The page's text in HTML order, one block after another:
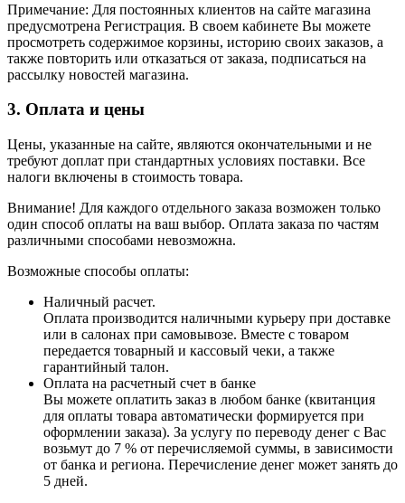
Примечание: Для постоянных клиентов на сайте магазина
предусмотрена Регистрация. В своем кабинете Вы можете
просмотреть содержимое корзины, историю своих заказов, а
также повторить или отказаться от заказа, подписаться на
рассылку новостей магазина.
3. Оплата и цены
Цены, указанные на сайте, являются окончательными и не
требуют доплат при стандартных условиях поставки. Все
налоги включены в стоимость товара.
Внимание! Для каждого отдельного заказа возможен только
один способ оплаты на ваш выбор. Оплата заказа по частям
различными способами невозможна.
Возможные способы оплаты:
Наличный расчет.
Оплата производится наличными курьеру при доставке
или в салонах при самовывозе. Вместе с товаром
передается товарный и кассовый чеки, а также
гарантийный талон.
Оплата на расчетный счет в банке
Вы можете оплатить заказ в любом банке (квитанция
для оплаты товара автоматически формируется при
оформлении заказа). За услугу по переводу денег с Вас
возьмут до 7 % от перечисляемой суммы, в зависимости
от банка и региона. Перечисление денег может занять до
5 дней.